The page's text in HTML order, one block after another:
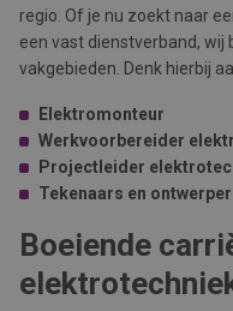
regio. Of je nu zoekt naar
een vast dienstverband, wij
vakgebieden. Denk hierbij
Elektromonteur
Werkvoorbereider
Projectleider
Tekenaars en
Boeiende